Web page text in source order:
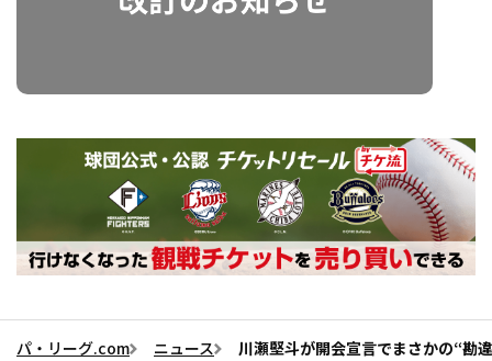
パ・リーグ.com ニュース 川瀬堅斗が開会宣言でまさかの“